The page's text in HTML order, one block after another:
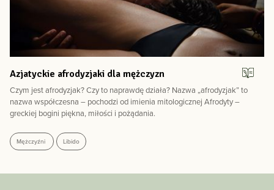
Azjatyckie afrodyzjaki dla mężczyzn
Czym jest afrodyzjak? Czy to naprawdę działa? Nazwa „afrodyzjak” to
nazwa współczesna – pochodzi od imienia mitologicznej Afrodyty –
greckiej bogini piękna, miłości i pożądania.
Mężczyźni Libido